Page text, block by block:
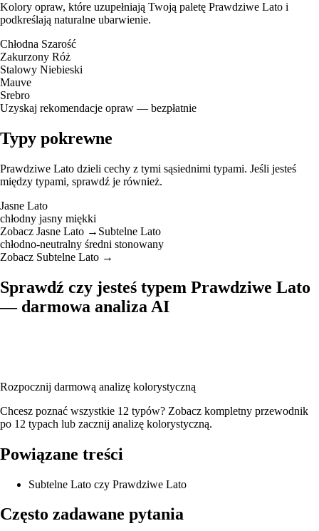
Kolory opraw, które uzupełniają Twoją paletę Prawdziwe Lato i
podkreślają naturalne ubarwienie.
Chłodna Szarość
Zakurzony Róż
Stalowy Niebieski
Mauve
Srebro
Uzyskaj rekomendacje opraw — bezpłatnie
Typy pokrewne
Prawdziwe Lato dzieli cechy z tymi sąsiednimi typami. Jeśli jesteś
między typami, sprawdź je również.
Jasne Lato
chłodny jasny miękki
Zobacz Jasne Lato → Subtelne Lato
chłodno-neutralny średni stonowany
Zobacz Subtelne Lato →
Sprawdź czy jesteś typem Prawdziwe Lato
— darmowa analiza AI
Rozpocznij darmową analizę kolorystyczną
Chcesz poznać wszystkie 12 typów? Zobacz kompletny przewodnik
po 12 typach lub zacznij analizę kolorystyczną.
Powiązane treści
Subtelne Lato czy Prawdziwe Lato
Często zadawane pytania